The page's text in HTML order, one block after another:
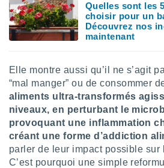
Quelles sont les
choisir pour un
Découvrez nos
maintenant
Elle montre aussi qu’il ne s’agit
“mal manger” ou de consommer
aliments ultra-transformés
niveaux, en perturbant le
provoquant une inflammation
créant une forme d’addiction
parler de leur impact possible sur
C’est pourquoi une simple